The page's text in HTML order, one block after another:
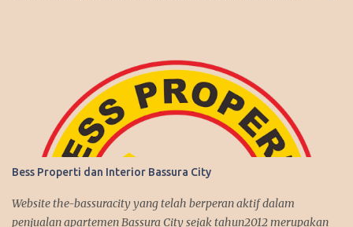
penjualan apartemen Bassura City nyaris terjual habis dalam
jangka waktu 2 tahun, suatu rekor yang fantastis seperti
penjualan apartemen Kalibata City yang sebelumnya juga
dibangun oleh Synthesis Development join APG. Kenyataan itu
benar-benar terjadi, investasi di Bassura City melebihi ekspektasi
pembeli. Harga jual di second market memberikan capital gain
yang menguntungkan. Disamping itu, tingkat hunian juga cukup
tinggi dengan rate sewa yang bersaing. Secara umum, investasi di
Bassura City memberikan keuntungan positif bagi pemilik
Bess Properti dan Interior Bassura City
Website the-bassuracity yang telah berperan aktif dalam
penjualan apartemen Bassura City sejak tahun2012 merupakan